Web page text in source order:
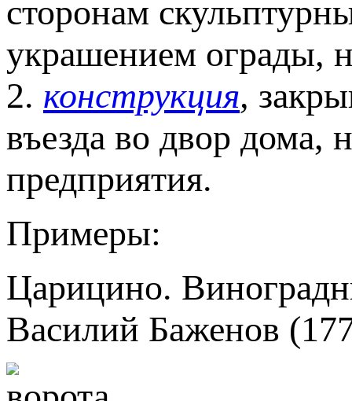
сторонам
украшением ограды,
2. конструкция,
въезда во двор
предприятия.
Примеры:
Царицино.
Василий Баженов